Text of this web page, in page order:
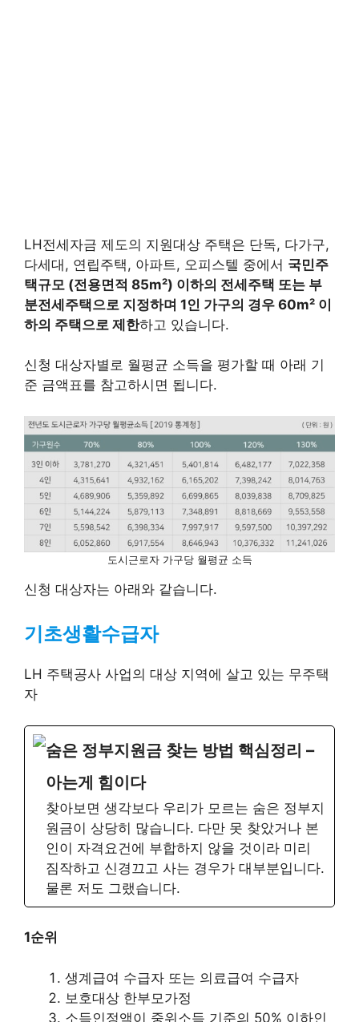
LH전세자금 제도의 지원대상 주택은 단독, 다가구,
다세대, 연립주택, 아파트, 오피스텔 중에서 국민주
택규모 (전용면적 85m²) 이하의 전세주택 또는 부
분전세주택으로 지정하며 1인 가구의 경우 60m² 이
하의 주택으로 제한하고 있습니다.
신청 대상자별로 월평균 소득을 평가할 때 아래 기
준 금액표를 참고하시면 됩니다.
도시근로자 가구당 월평균 소득
신청 대상자는 아래와 같습니다.
기초생활수급자
LH 주택공사 사업의 대상 지역에 살고 있는 무주택
자
숨은 정부지원금 찾는 방법 핵심정리 –
아는게 힘이다
찾아보면 생각보다 우리가 모르는 숨은 정부지
원금이 상당히 많습니다. 다만 못 찾았거나 본
인이 자격요건에 부합하지 않을 것이라 미리
짐작하고 신경끄고 사는 경우가 대부분입니다.
물론 저도 그랬습니다.
1순위
생계급여 수급자 또는 의료급여 수급자
보호대상 한부모가정
소득인정액이 중위소득 기준의 50% 이하인